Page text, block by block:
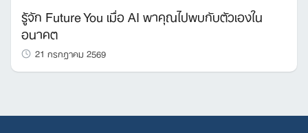
รู้จัก Future You เมื่อ AI พาคุณไปพบกับตัวเองใน
อนาคต
21 กรกฎาคม 2569